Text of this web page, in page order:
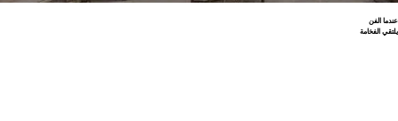
الفن
الفخامة